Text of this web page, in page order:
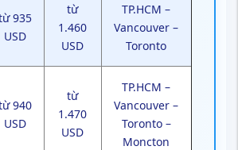
935
USD
từ
1.460
USD
TP.HCM –
Vancouver –
Toronto
940
USD
từ
1.470
USD
TP.HCM –
Vancouver –
Toronto –
Moncton